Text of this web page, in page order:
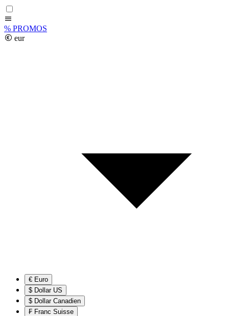
% PROMOS
eur
€ Euro
$ Dollar US
$ Dollar Canadien
₣ Franc Suisse